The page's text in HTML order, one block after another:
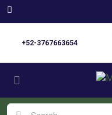
+52-3767663654